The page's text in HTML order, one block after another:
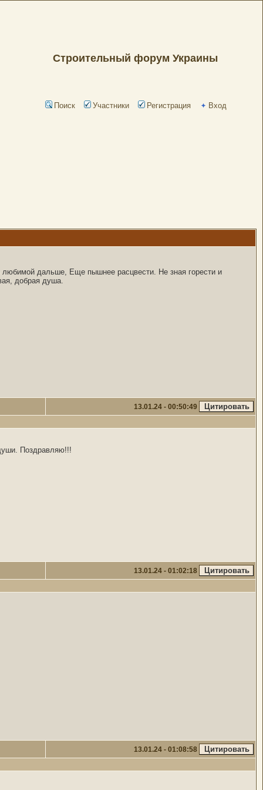
Строительный форум Украины
Поиск Участники Регистрация Вход
дальше, Еще пышнее расцвести. Не зная горести и
добрая душа.
13.01.24 - 00:50:49
Поздравляю!!!
13.01.24 - 01:02:18
13.01.24 - 01:08:58